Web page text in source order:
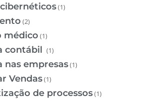
(1)
(2)
médico (1)
contábil (1)
nas empresas(1)
Vendas(1)
de processos(1)